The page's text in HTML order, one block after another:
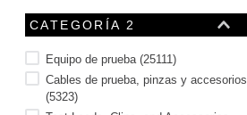
CATEGORÍA 2
Equipo de prueba (25111)
Cables de prueba, pinzas y accesorios
(5323)